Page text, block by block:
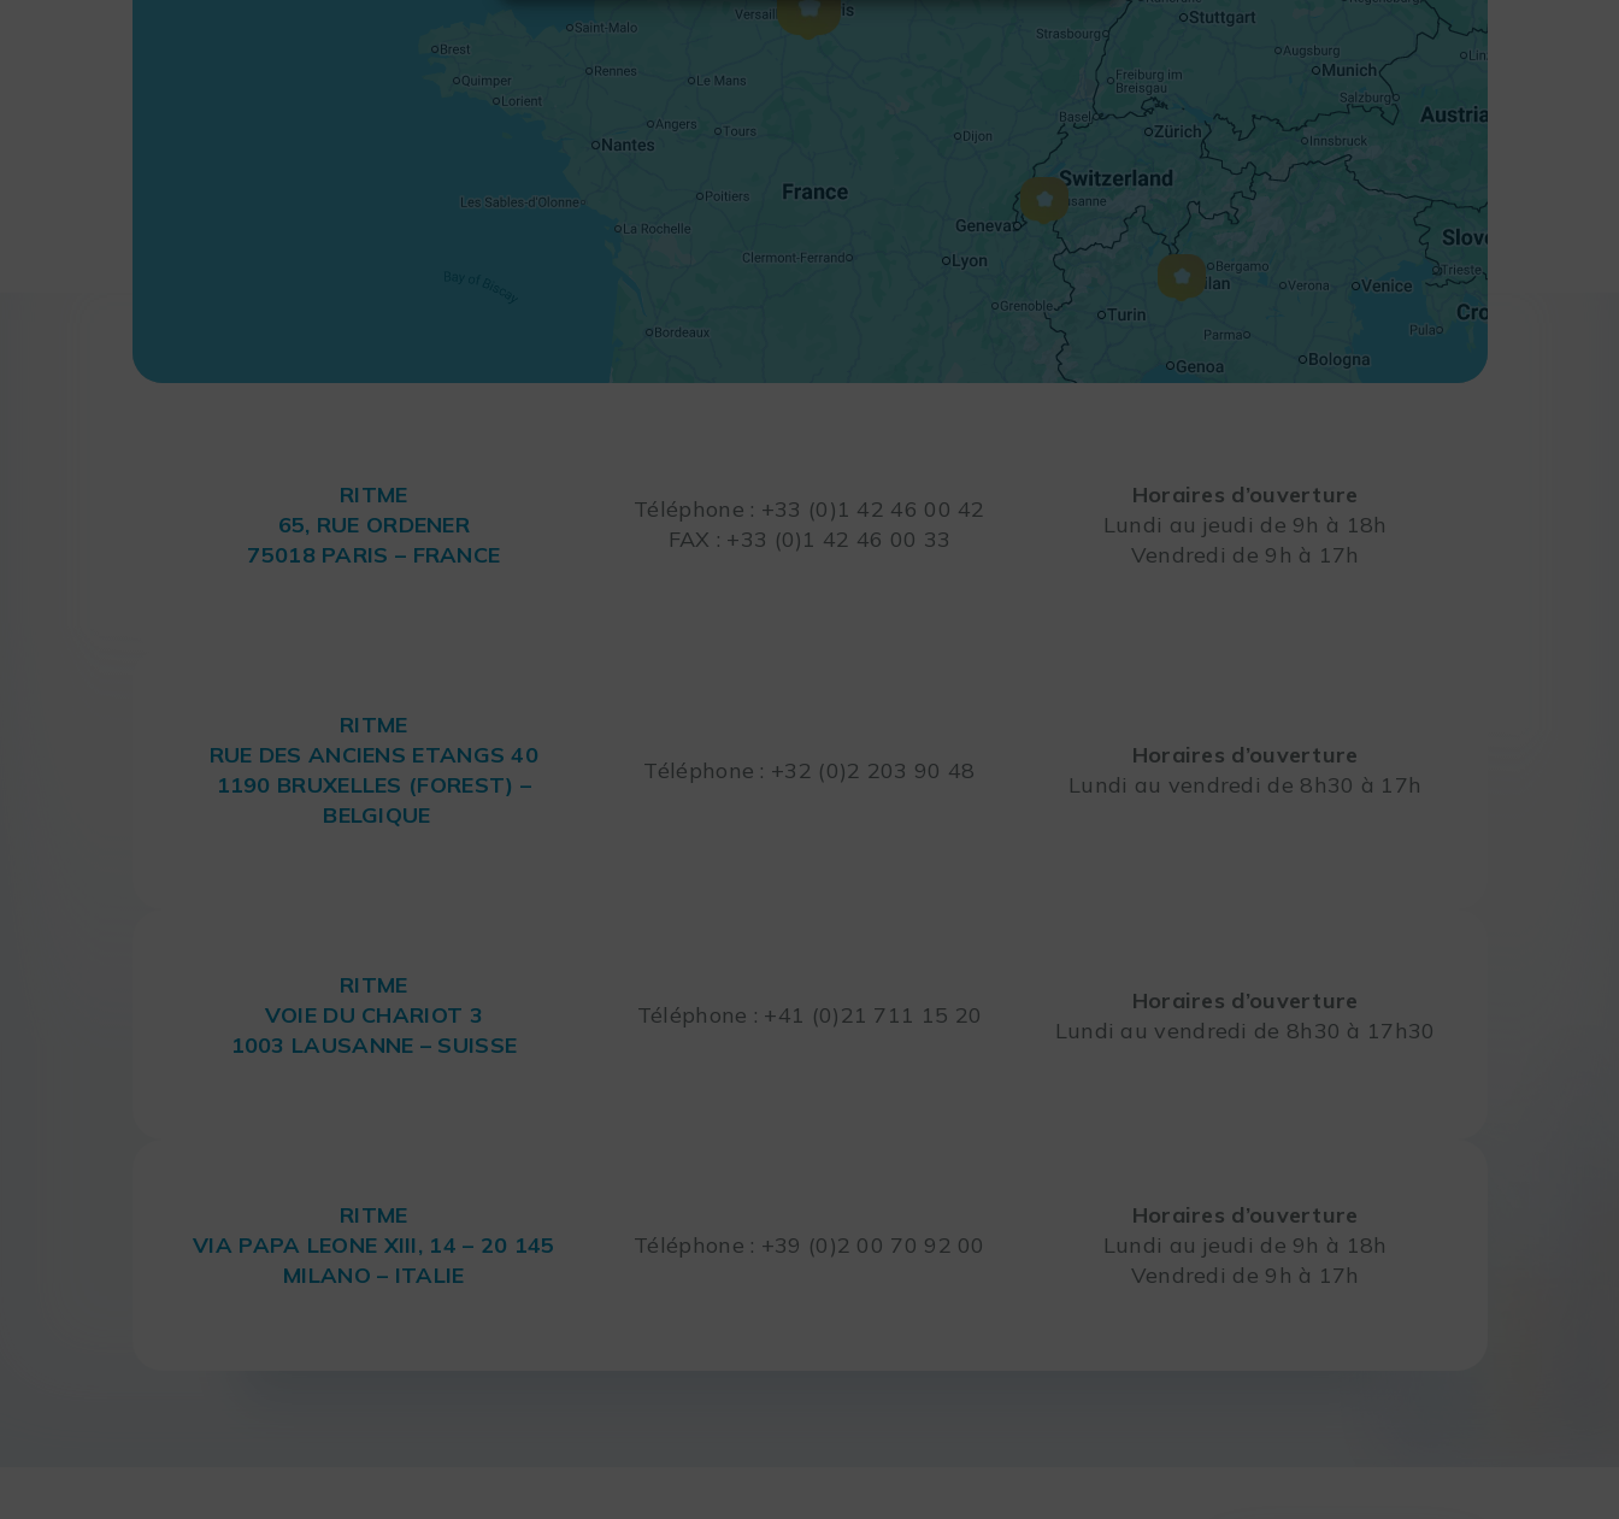
RITME
65, RUE ORDENER
75018 PARIS – FRANCE
Téléphone : +33 (0)1 42 46 00 42
FAX : +33 (0)1 42 46 00 33
Horaires d’ouverture
Lundi au jeudi de 9h à 18h
Vendredi de 9h à 17h
RITME
RUE DES ANCIENS ETANGS 40
1190 BRUXELLES (FOREST) –
BELGIQUE
Téléphone : +32 (0)2 203 90 48
Horaires d’ouverture
Lundi au vendredi de 8h30 à 17h
RITME
VOIE DU CHARIOT 3
1003 LAUSANNE – SUISSE
Téléphone : +41 (0)21 711 15 20
Horaires d’ouverture
Lundi au vendredi de 8h30 à 17h30
RITME
VIA PAPA LEONE XIII, 14 – 20 145
MILANO – ITALIE
Téléphone : +39 (0)2 00 70 92 00
Horaires d’ouverture
Lundi au jeudi de 9h à 18h
Vendredi de 9h à 17h